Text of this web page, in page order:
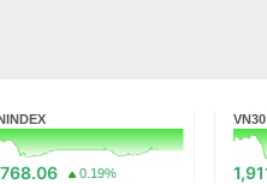
0.19%
VN30